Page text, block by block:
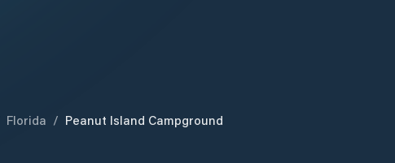
Florida / Peanut Island Campground